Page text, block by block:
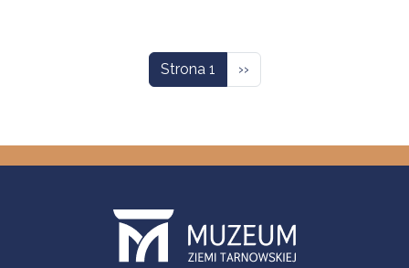
Strona 1 Następna strona
››